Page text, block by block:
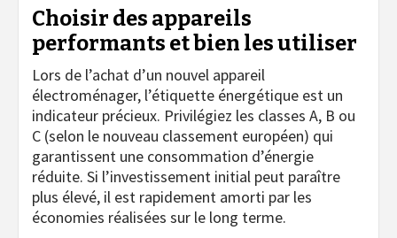
Choisir des appareils
performants et bien les utiliser
Lors de l’achat d’un nouvel appareil
électroménager, l’étiquette énergétique est un
indicateur précieux. Privilégiez les classes A, B ou
C (selon le nouveau classement européen) qui
garantissent une consommation d’énergie
réduite. Si l’investissement initial peut paraître
plus élevé, il est rapidement amorti par les
économies réalisées sur le long terme.